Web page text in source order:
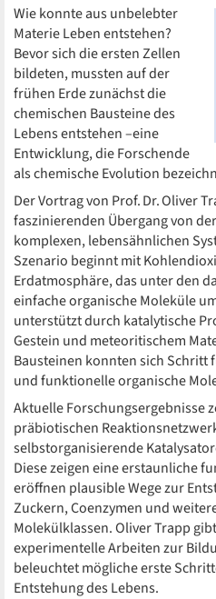
Wie konnte aus unbelebter
Materie Leben entstehen?
Bevor sich die ersten Zellen
bildeten, mussten auf der
frühen Erde zunächst die
chemischen Bausteine des
Lebens entstehen –eine
Entwicklung, die Forschende
als chemische Evolution
Der Vortrag von Prof. Dr. Oliver
faszinierenden Übergang von
komplexen, lebensähnlichen
Szenario beginnt mit
Erdatmosphäre, das unter den
einfache organische Moleküle
unterstützt durch katalytische
Gestein und meteoritischem
Bausteinen konnten sich
und funktionelle organische
Aktuelle Forschungsergebnisse
präbiotischen
selbstorganisierende
Diese zeigen eine erstaunliche
eröffnen plausible Wege zur
Zuckern, Coenzymen und
Molekülklassen. Oliver Trapp
experimentelle Arbeiten zur
beleuchtet mögliche erste
Entstehung des Lebens.